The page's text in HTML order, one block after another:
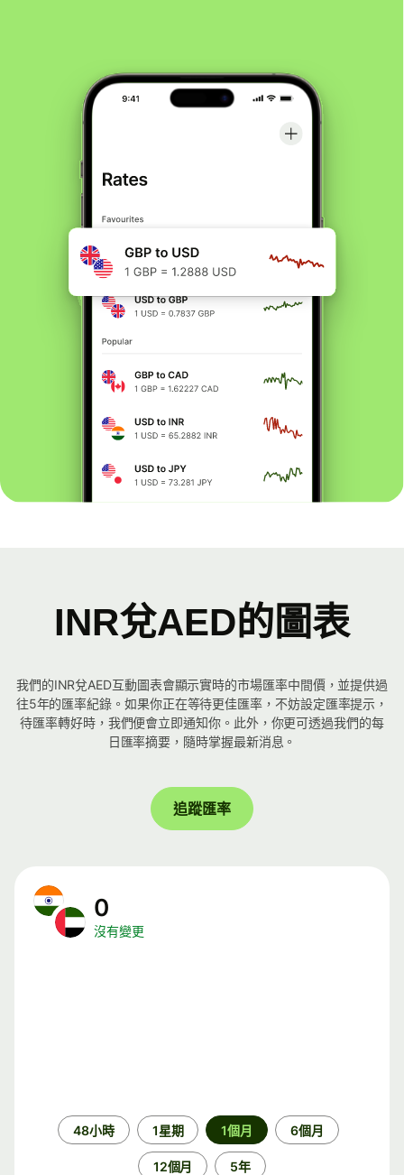
INR兌AED的圖表
我們的INR兌AED互動圖表會顯示實時的市場匯率中間價，並提供過
往5年的匯率紀錄。如果你正在等待更佳匯率，不妨設定匯率提示，
待匯率轉好時，我們便會立即通知你。此外，你更可透過我們的每
日匯率摘要，隨時掌握最新消息。
追蹤匯率
0
沒有變更
48小時 1星期 1個月 6個月
12個月 5年